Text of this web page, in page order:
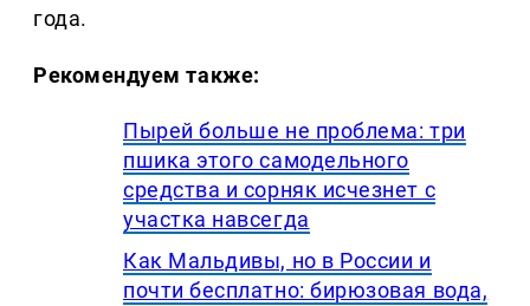
года.
Рекомендуем также:
Пырей больше не проблема: три
пшика этого самодельного
средства и сорняк исчезнет с
участка навсегда
Как Мальдивы, но в России и
почти бесплатно: бирюзовая вода,